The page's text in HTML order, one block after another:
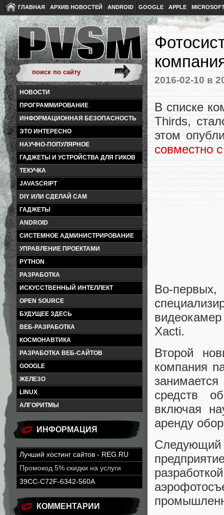
ГЛАВНАЯ АРХИВ НОВОСТЕЙ ANDROID GOOGLE APPLE
НОВОСТИ
ПРОГРАММИРОВАНИЕ
ИНФОРМАЦИОННАЯ БЕЗОПАСНОСТЬ
ЭТО ИНТЕРЕСНО
НАУЧНО-ПОПУЛЯРНОЕ
ГАДЖЕТЫ И УСТРОЙСТВА ДЛЯ ГИКОВ
ТЕКУЧКА
JAVASCRIPT
DIY ИЛИ СДЕЛАЙ САМ
ГАДЖЕТЫ
ANDROID
СИСТЕМНОЕ АДМИНИСТРИРОВАНИЕ
УПРАВЛЕНИЕ ПРОЕКТАМИ
PYTHON
РАЗРАБОТКА
ИСКУССТВЕННЫЙ ИНТЕЛЛЕКТ
OPEN SOURCE
БУДУЩЕЕ ЗДЕСЬ
ВЕБ-РАЗРАБОТКА
КОСМОНАВТИКА
РАЗРАБОТКА ВЕБ-САЙТОВ
GOOGLE
ЖЕЛЕЗО
LINUX
АЛГОРИТМЫ
ИНФОРМАЦИЯ
Лучший хостинг сайтов - REG.RU
Промокод 5% скидки на услуги
39CC-C72F-6342-560A
КОММЕНТАРИИ
2016-02-10 в
В списке
Thirds,
этом
совместно
Во-
Xacti.
Второй
компания
средств
включая
аренду